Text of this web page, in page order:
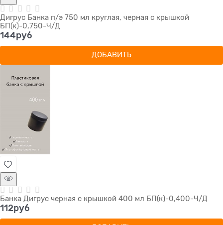
Дигрус Банка п/э 750 мл круглая, черная с крышкой
БП(к)-0,750-Ч/Д
144руб
ДОБАВИТЬ
Банка Дигрус черная с крышкой 400 мл БП(к)-0,400-Ч/Д
112руб